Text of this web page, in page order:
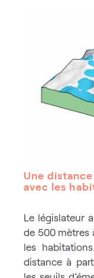
Une
avec les
Le législateur
de 500 mètres
les
distance à